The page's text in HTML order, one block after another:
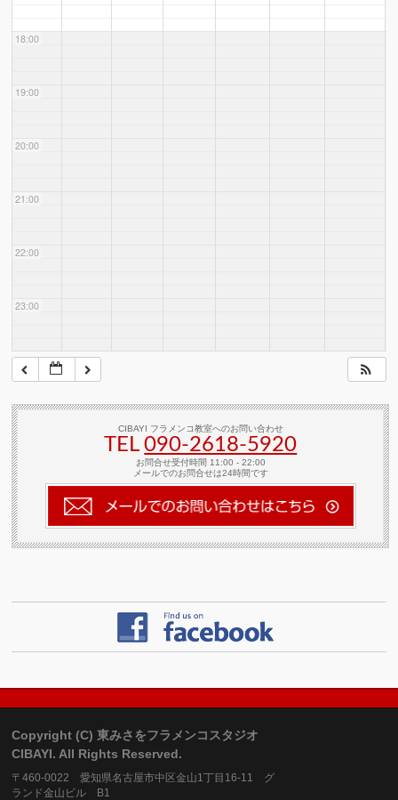
18:00
19:00
20:00
21:00
22:00
23:00
CIBAYI フラメンコ教室へのお問い合わせ
TEL090-2618‐5920
お問合せ受付時間 11:00 - 22:00
メールでのお問合せは24時間です
Copyright (C) 東みさをフラメンコスタジオ
CIBAYI. All Rights Reserved.
〒460-0022 愛知県名古屋市中区金山1丁目16-11 グ
ランド金山ビル B1